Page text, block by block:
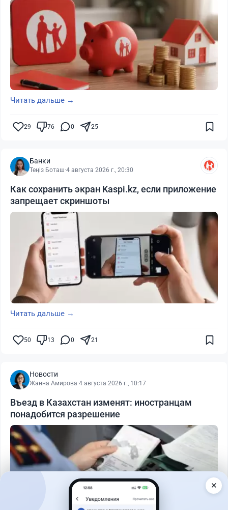
Читать дальше →
29 76 0 25
Банки
Теңіз Боташ·4 августа 2026 г., 20:30
Как сохранить экран Kaspi.kz, если приложение
запрещает скриншоты
Читать дальше →
50 13 0 21
Новости
Жанна Амирова·4 августа 2026 г., 10:17
Въезд в Казахстан изменят: иностранцам
понадобится разрешение
✕